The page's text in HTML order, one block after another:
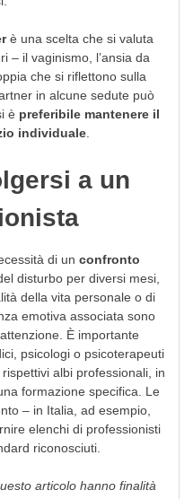
è una scelta che si valuta
– il vaginismo, l’ansia da
che si riflettono sulla
in alcune sedute può
è preferibile mantenere il
individuale.
a un
di un confronto
disturbo per diversi mesi,
della vita personale o di
emotiva associata sono
È importante
psicologi o psicoterapeuti
albi professionali, in
formazione specifica. Le
– in Italia, ad esempio,
elenchi di professionisti
riconosciuti.
articolo hanno finalità